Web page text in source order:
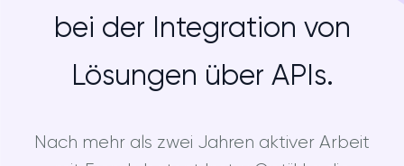
bei der Integration von
Lösungen über APIs.
Nach mehr als zwei Jahren aktiver Arbeit